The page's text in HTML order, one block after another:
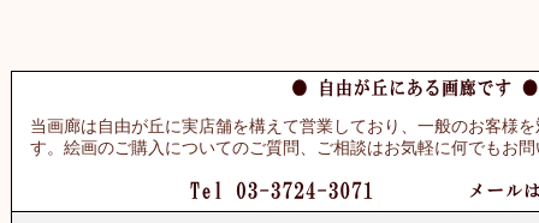
当画廊は自由が丘に実店舗を構えて営業しており、一般のお客様
す。絵画のご購入についてのご質問、ご相談はお気軽に何でもお